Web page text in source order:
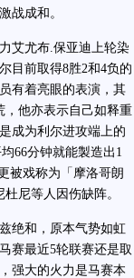
战成和。
艾尤布.保亚迪上轮染
目前取得8胜2和4负的
有着亮眼的表演，其
，他亦表示自己如释重
成为利尔进攻端上的
66分钟就能製造出1
被戏称为「摩洛哥朗
尼等人因伤缺阵。
绝和，原本气势如虹
赛最近5轮联赛还是取
强大的火力是马赛本